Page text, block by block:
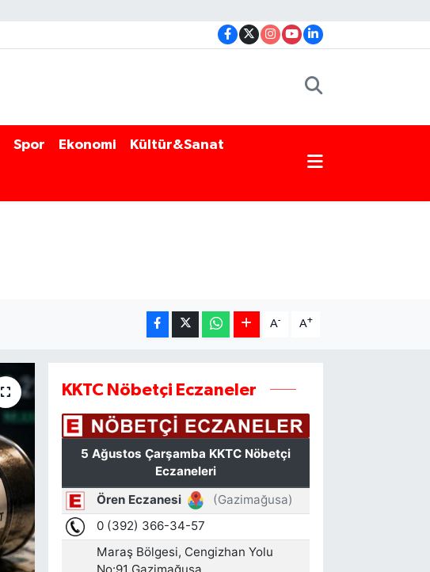
Spor Ekonomi Kültür&Sanat
A- A+
KKTC Nöbetçi Eczaneler